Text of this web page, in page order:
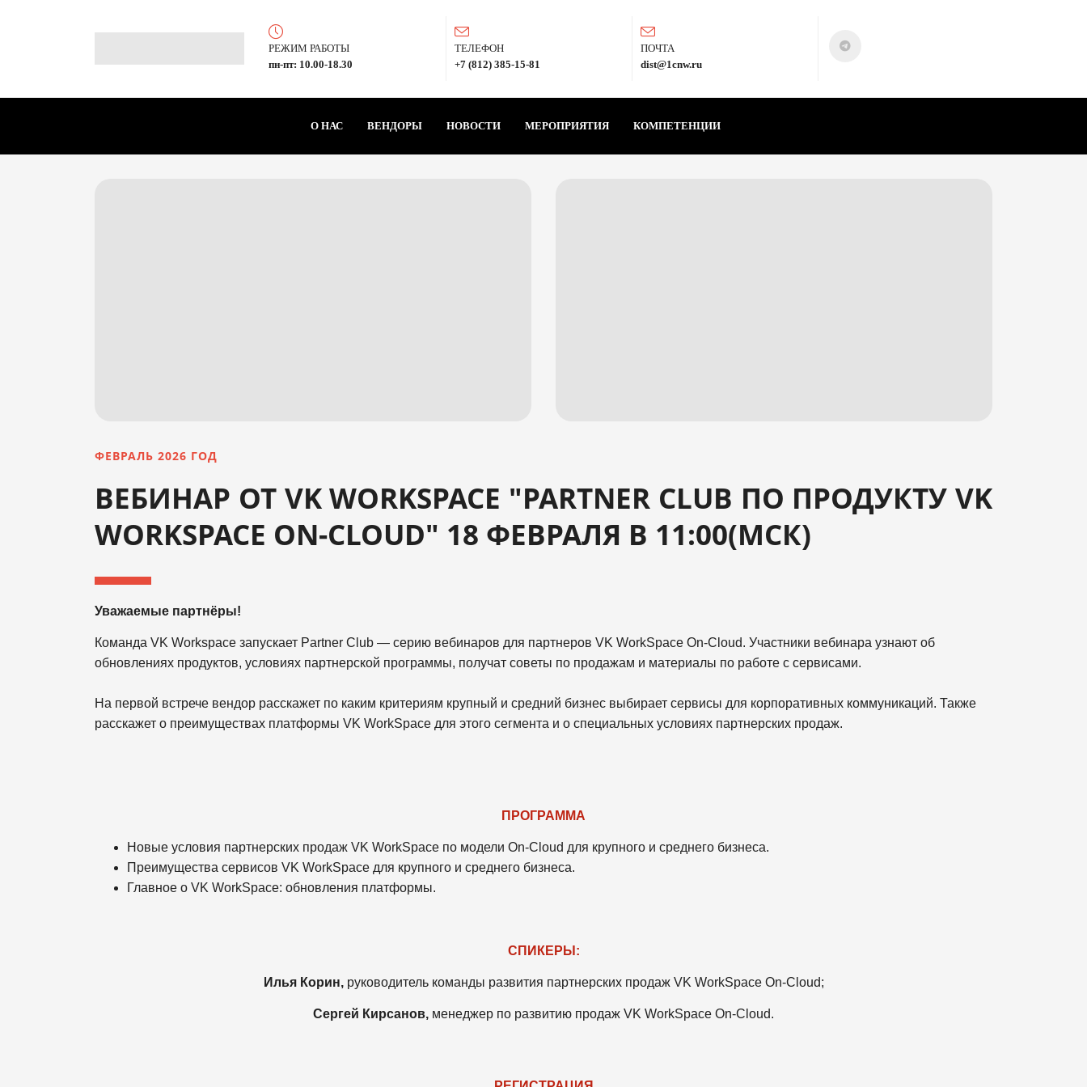
РЕЖИМ РАБОТЫ
пн-пт: 10.00-18.30
ТЕЛЕФОН
+7 (812) 385-15-81
ПОЧТА
dist@1cnw.ru
О НАС ВЕНДОРЫ НОВОСТИ МЕРОПРИЯТИЯ КОМПЕТЕНЦИИ
ФЕВРАЛЬ 2026 ГОД
ВЕБИНАР ОТ VK WORKSPACE "PARTNER CLUB ПО ПРОДУКТУ VK
WORKSPACE ON-CLOUD" 18 ФЕВРАЛЯ В 11:00(МСК)
Уважаемые партнёры!
Команда VK Workspace запускает Partner Club — серию вебинаров для партнеров VK WorkSpace On-Cloud. Участники вебинара узнают об
обновлениях продуктов, условиях партнерской программы, получат советы по продажам и материалы по работе с сервисами.
На первой встрече вендор расскажет по каким критериям крупный и средний бизнес выбирает сервисы для корпоративных коммуникаций. Также
расскажет о преимуществах платформы VK WorkSpace для этого сегмента и о специальных условиях партнерских продаж.
ПРОГРАММА
Новые условия партнерских продаж VK WorkSpace по модели On-Cloud для крупного и среднего бизнеса.
Преимущества сервисов VK WorkSpace для крупного и среднего бизнеса.
Главное о VK WorkSpace: обновления платформы.
СПИКЕРЫ:
Илья Корин,руководитель команды развития партнерских продаж VK WorkSpace On-Cloud;
Сергей Кирсанов, менеджер по развитию продаж VK WorkSpace On-Cloud.